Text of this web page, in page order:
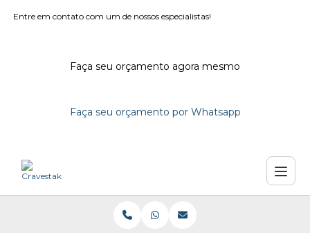
Entre em contato com um de nossos especialistas!
Faça seu orçamento agora mesmo
Faça seu orçamento por Whatsapp